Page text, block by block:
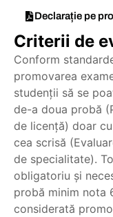
Declarație pe
Criterii de
Conform
promovarea
studenții să se
de-a doua probă
de licență) doar
cea scrisă
de specialitate).
obligatoriu și
probă minim nota
considerată